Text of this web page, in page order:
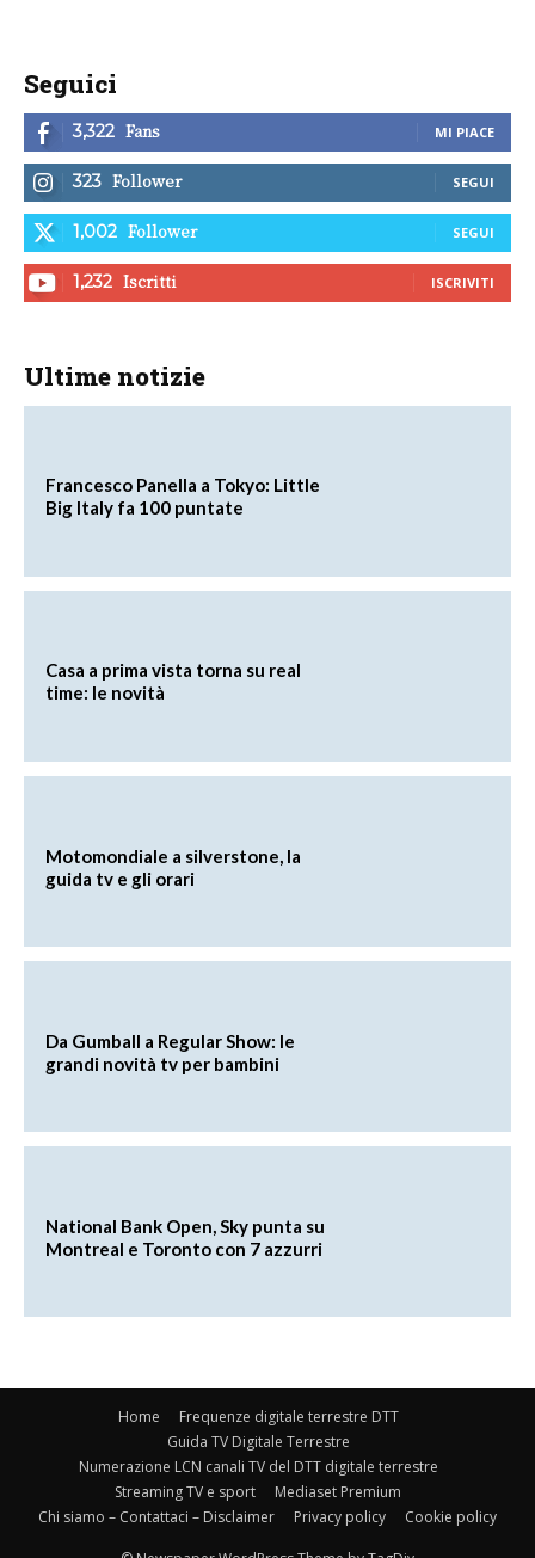
Seguici
3,322 Fans MI PIACE
323 Follower SEGUI
1,002 Follower SEGUI
1,232 Iscritti ISCRIVITI
Ultime notizie
Francesco Panella a Tokyo: Little
Big Italy fa 100 puntate
Casa a prima vista torna su real
time: le novità
Motomondiale a silverstone, la
guida tv e gli orari
Da Gumball a Regular Show: le
grandi novità tv per bambini
National Bank Open, Sky punta su
Montreal e Toronto con 7 azzurri
Home
Frequenze digitale terrestre DTT
Guida TV Digitale Terrestre
Numerazione LCN canali TV del DTT digitale terrestre
Streaming TV e sport
Mediaset Premium
Chi siamo – Contattaci – Disclaimer
Privacy policy Cookie policy